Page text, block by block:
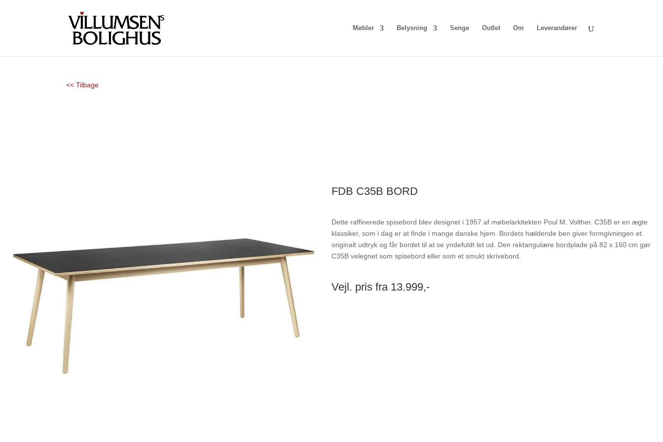
Møbler Belysning Senge Outlet Om Leverandører
<< Tilbage
FDB C35B BORD
Dette raffinerede spisebord blev designet i 1957 af møbelarkitekten Poul M. Volther. C35B er en ægte
klassiker, som i dag er at finde i mange danske hjem. Bordets hældende ben giver formgivningen et
originalt udtryk og får bordet til at se yndefuldt let ud. Den rektangulære bordplade på 82 x 160 cm gør
C35B velegnet som spisebord eller som et smukt skrivebord.
Vejl. pris fra 13.999,-